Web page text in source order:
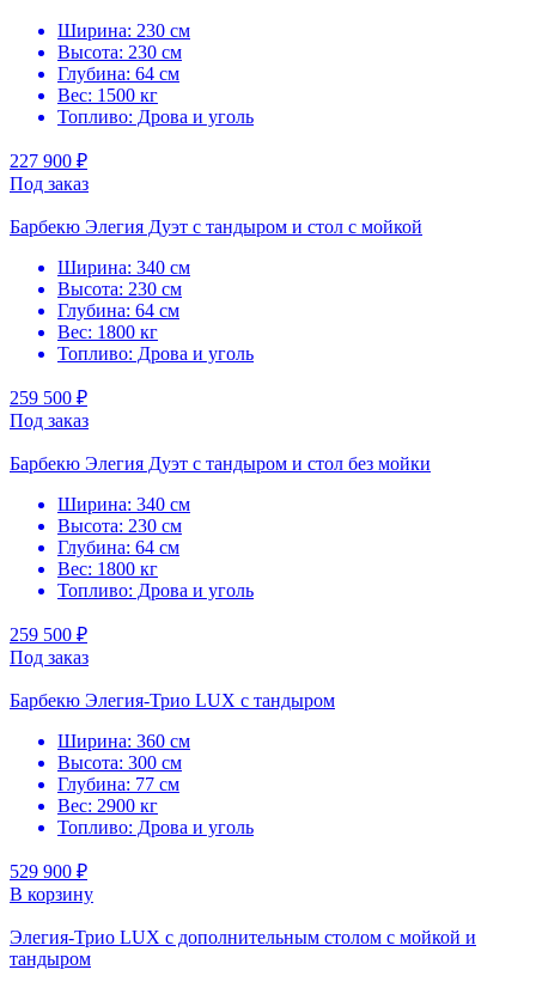
Ширина: 230 см
Высота: 230 см
Глубина: 64 см
Вес: 1500 кг
Топливо: Дрова и уголь
227 900 ₽
Под заказ
Барбекю Элегия Дуэт с тандыром и стол с мойкой
Ширина: 340 см
Высота: 230 см
Глубина: 64 см
Вес: 1800 кг
Топливо: Дрова и уголь
259 500 ₽
Под заказ
Барбекю Элегия Дуэт с тандыром и стол без мойки
Ширина: 340 см
Высота: 230 см
Глубина: 64 см
Вес: 1800 кг
Топливо: Дрова и уголь
259 500 ₽
Под заказ
Барбекю Элегия-Трио LUX с тандыром
Ширина: 360 см
Высота: 300 см
Глубина: 77 см
Вес: 2900 кг
Топливо: Дрова и уголь
529 900 ₽
В корзину
Элегия-Трио LUX с дополнительным столом с мойкой и
тандыром